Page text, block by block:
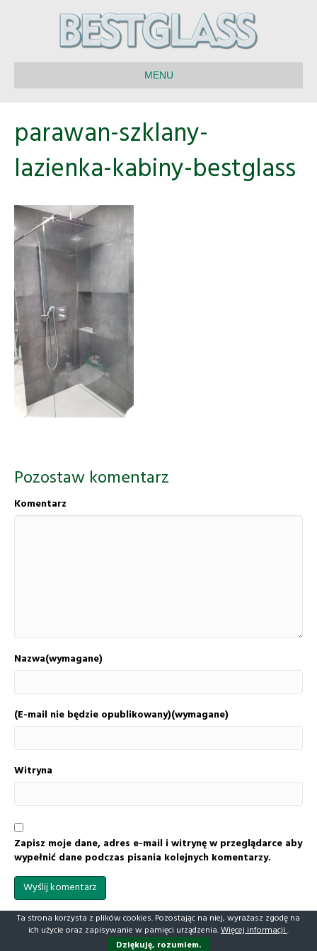
MENU
parawan-szklany-
lazienka-kabiny-bestglass
Pozostaw komentarz
Komentarz
Nazwa(wymagane)
(E-mail nie będzie opublikowany)(wymagane)
Witryna
Zapisz moje dane, adres e-mail i witrynę w przeglądarce aby
wypełnić dane podczas pisania kolejnych komentarzy.
Realizacja i projekt strony: Artyści Reklamy
Ta strona korzysta z plików cookies. Pozostając na niej, wyrażasz zgodę na
ich użycie oraz zapisywanie w pamięci urządzenia.Więcej informacji.
Dziękuję, rozumiem.